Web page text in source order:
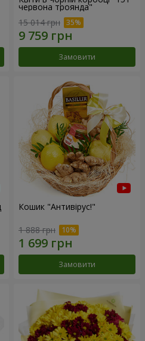
червона троянда"
15 014 грн
Замовити
Кошик "Антивірус!"
1 888 грн
Замовити